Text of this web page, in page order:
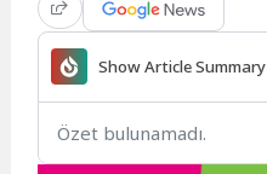
Show Article Summary
Özet bulunamadı.